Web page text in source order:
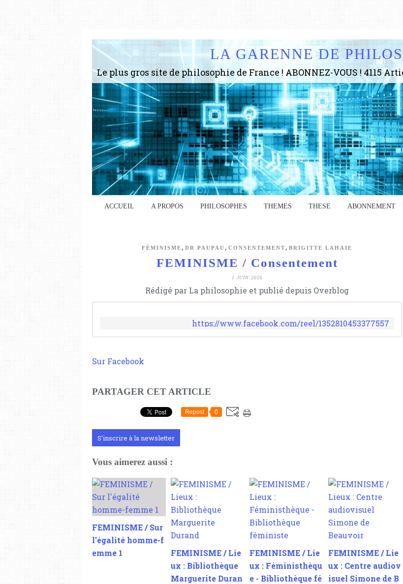
LA GARENNE DE
ACCUEIL A PROPOS PHILOSOPHES THEMES THESE ABONNEMENT
FÉMINISME , DR PAUPAU , CONSENTEMENT , BRIGITTE LAHAIE
FEMINISME / Consentement
1 JUIN 2026
Rédigé par La philosophie et publié depuis Overblog
https://www.facebook.com/reel/1352810453377557
Sur Facebook
PARTAGER CET ARTICLE
Repost 0
S'inscrire à la newsletter
Vous aimerez aussi :
FEMINISME / Sur
l'égalité homme-f
emme 1
FEMINISME / Lie
ux : Bibliothèque
Marguerite Duran
FEMINISME / Lie
ux : Féministhèqu
e - Bibliothèque fé
FEMINISME / Lie
ux : Centre audiov
isuel Simone de B